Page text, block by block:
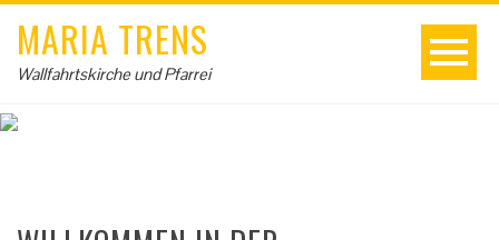
MARIA TRENS
Wallfahrtskirche und Pfarrei